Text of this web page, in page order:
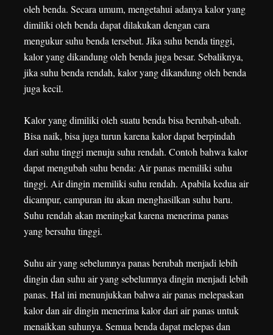
oleh benda. Secara umum, mengetahui adanya kalor yang
dimiliki oleh benda dapat dilakukan dengan cara
mengukur suhu benda tersebut. Jika suhu benda tinggi,
kalor yang dikandung oleh benda juga besar. Sebaliknya,
jika suhu benda rendah, kalor yang dikandung oleh benda
juga kecil.
Kalor yang dimiliki oleh suatu benda bisa berubah-ubah.
Bisa naik, bisa juga turun karena kalor dapat berpindah
dari suhu tinggi menuju suhu rendah. Contoh bahwa kalor
dapat mengubah suhu benda: Air panas memiliki suhu
tinggi. Air dingin memiliki suhu rendah. Apabila kedua air
dicampur, campuran itu akan menghasilkan suhu baru.
Suhu rendah akan meningkat karena menerima panas
yang bersuhu tinggi.
Suhu air yang sebelumnya panas berubah menjadi lebih
dingin dan suhu air yang sebelumnya dingin menjadi lebih
panas. Hal ini menunjukkan bahwa air panas melepaskan
kalor dan air dingin menerima kalor dari air panas untuk
menaikkan suhunya. Semua benda dapat melepas dan